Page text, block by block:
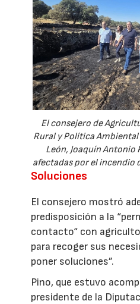
El consejero de
Rural y Política Ambiental
León, Joaquín Antonio
afectadas por el incendio
Soluciones
El consejero mostró
predisposición a la
contacto“ con
para recoger sus
poner soluciones”.
Pino, que estuvo
presidente de la